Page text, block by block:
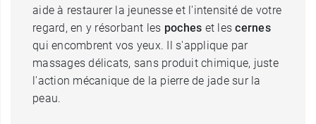
aide à restaurer la jeunesse et l'intensité de votre
regard, en y résorbant les poches et lescernes
qui encombrent vos yeux. Il s'applique par
massages délicats, sans produit chimique, juste
l'action mécanique de la pierre de jade sur la
peau.